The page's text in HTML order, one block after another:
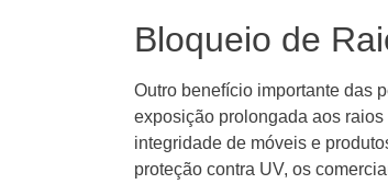
Bloqueio de
Outro benefício importante das
exposição prolongada aos
integridade de móveis e
proteção contra UV, os